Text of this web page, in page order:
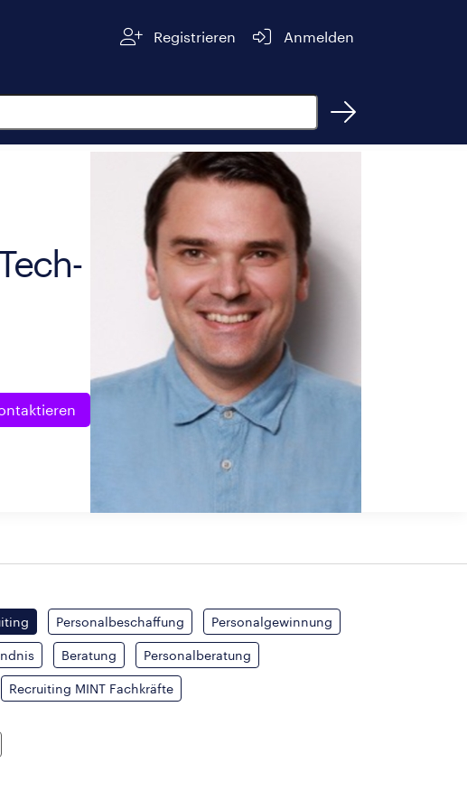
Registrieren Anmelden
Personalbeschaffung Personalgewinnung
Beratung Personalberatung
Recruiting MINT Fachkräfte